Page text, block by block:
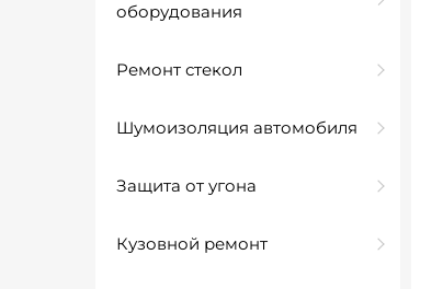
оборудования
Ремонт стекол
Шумоизоляция автомобиля
Защита от угона
Кузовной ремонт